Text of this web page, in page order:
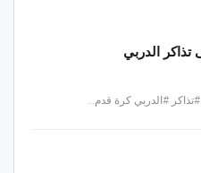
تذاكر الدربي
#الدربي كرة قدم…